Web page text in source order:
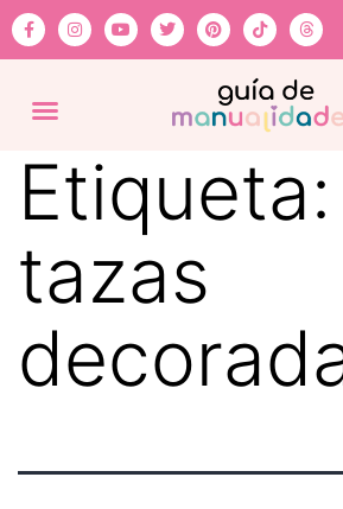
Etiqueta:
tazas